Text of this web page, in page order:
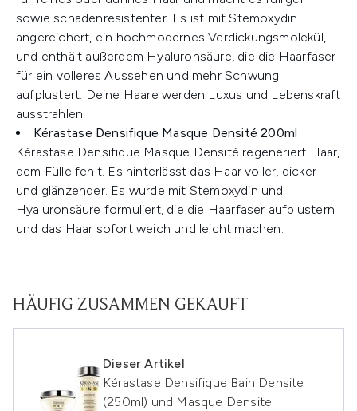
sowie schadenresistenter. Es ist mit Stemoxydin
angereichert, ein hochmodernes Verdickungsmolekül,
und enthält außerdem Hyaluronsäure, die die Haarfaser
für ein volleres Aussehen und mehr Schwung
aufplustert. Deine Haare werden Luxus und Lebenskraft
ausstrahlen.
Kérastase Densifique Masque Densité 200ml
Kérastase Densifique Masque Densité regeneriert Haar,
dem Fülle fehlt. Es hinterlässt das Haar voller, dicker
und glänzender. Es wurde mit Stemoxydin und
Hyaluronsäure formuliert, die die Haarfaser aufplustern
und das Haar sofort weich und leicht machen.
HÄUFIG ZUSAMMEN GEKAUFT
Dieser Artikel
Kérastase Densifique Bain Densite
(250ml) und Masque Densite